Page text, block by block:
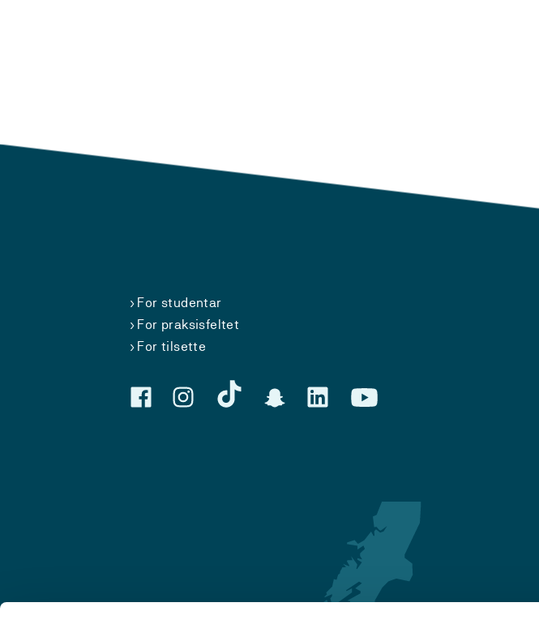
For studentar
For praksisfeltet
For tilsette